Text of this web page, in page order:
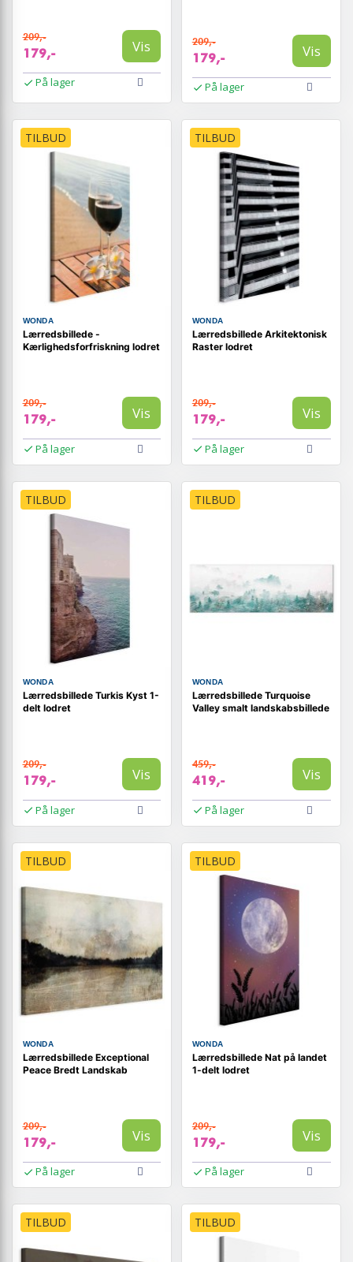
209,-
179,- Vis
På lager
209,-
179,- Vis
På lager
TILBUD
WONDA
Lærredsbillede -
Kærlighedsforfriskning lodret
209,-
179,- Vis
På lager
TILBUD
WONDA
Lærredsbillede Arkitektonisk
Raster lodret
209,-
179,- Vis
På lager
TILBUD
WONDA
Lærredsbillede Turkis Kyst 1-
delt lodret
209,-
179,- Vis
På lager
TILBUD
WONDA
Lærredsbillede Turquoise
Valley smalt landskabsbillede
459,-
419,- Vis
På lager
TILBUD
WONDA
Lærredsbillede Exceptional
Peace Bredt Landskab
209,-
179,- Vis
På lager
TILBUD
WONDA
Lærredsbillede Nat på landet
1-delt lodret
209,-
179,- Vis
På lager
TILBUD TILBUD